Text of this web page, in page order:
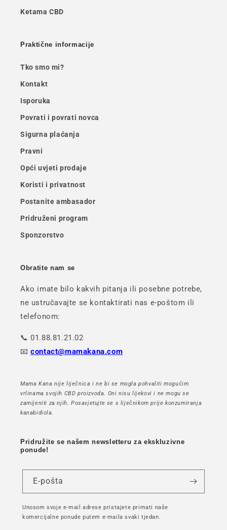
Ketama CBD
Praktične informacije
Tko smo mi?
Kontakt
Isporuka
Povrati i povrati novca
Sigurna plaćanja
Pravni
Opći uvjeti prodaje
Koristi i privatnost
Postanite ambasador
Pridruženi program
Sponzorstvo
Obratite nam se
Ako imate bilo kakvih pitanja ili posebne potrebe,
ne ustručavajte se kontaktirati nas e-poštom ili
telefonom:
📞 01.88.81.21.02
📧contact@mamakana.com
Mama Kana nije liječnica i ne bi se mogla pohvaliti mogućim
vrlinama svojih CBD proizvoda. Oni nisu lijekovi i ne mogu se
zamijeniti za njih. Posavjetujte se s liječnikom prije konzumiranja
kanabidiola.
Pridružite se našem newsletteru za ekskluzivne
ponude!
E-pošta
Unosom svoje e-mail adrese pristajete primati naše
komercijalne ponude putem e-maila svaki tjedan.